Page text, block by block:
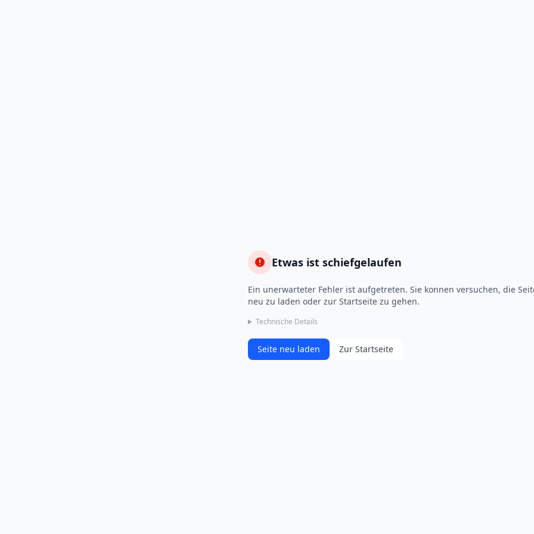
Etwas ist schiefgelaufen
Ein unerwarteter Fehler ist aufgetreten. Sie konnen versuchen, die
neu zu laden oder zur Startseite zu gehen.
Technische Details
Seite neu laden Zur Startseite